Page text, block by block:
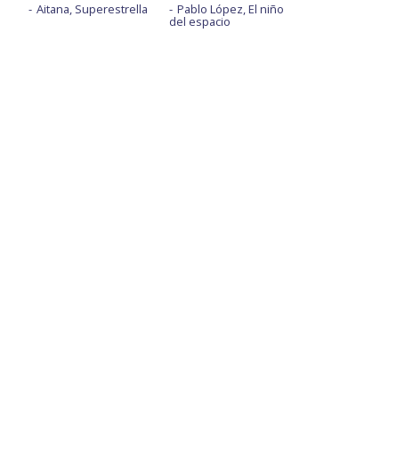
Aitana, Superestrella Pablo López, El niño
del espacio